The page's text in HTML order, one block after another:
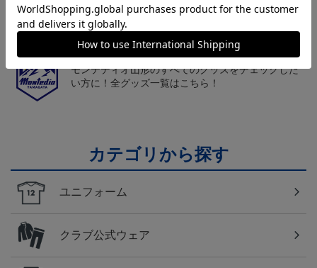
ーやファン必見！
モンテディオ山形のすべてのグッズをチェックした
い方に！全グッズ一覧はこちら！
カテゴリから探す
ユニフォーム
クラブ公式ウェア